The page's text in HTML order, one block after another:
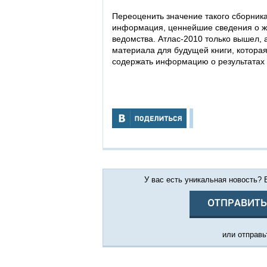
Переоценить значение такого
информация, ценнейшие сведения о
ведомства. Атлас-2010 только
материала для будущей книги,
содержать информацию о
У вас есть уникальная
или